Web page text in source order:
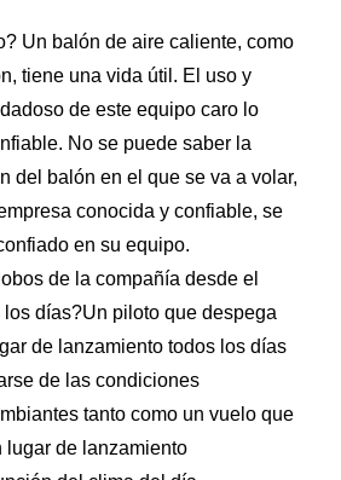
Un balón de aire caliente, como
tiene una vida útil. El uso y
de este equipo caro lo
No se puede saber la
del balón en el que se va a volar,
conocida y confiable, se
en su equipo.
de la compañía desde el
días?Un piloto que despega
de lanzamiento todos los días
de las condiciones
tanto como un vuelo que
lugar de lanzamiento